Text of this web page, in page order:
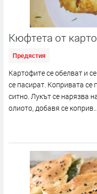
Кюфтета от
Предястия
Картофите се обелват и
се пасират. Копривата се
ситно. Лукът се нарязва
олиото, добавя се коприв...